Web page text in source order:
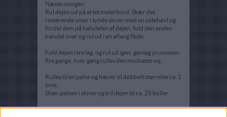
Næste morgen:
Rul dejen ud på et let melet bord. Skær det
resterende smør i tynde skiver med en ostehøvl og
fordel dem på halvdelen af dejen, fold den anden
halvdel over og rul ud i en aflang flade.
Fold dejen i tre lag, og rul ud igen, gentag processen
fire gange, hver gang rulles den modsatte vej.
Rulles til en pølse og hæver til dobbelt størrelse ca. 1
time.
Skær pølsen i skiver og tril dejen til ca. 25 boller.
Efterhæves, pensles med æg og bages ca. 20